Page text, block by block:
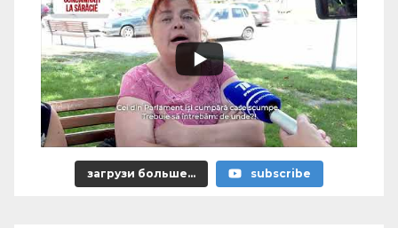
загрузи больше... subscribe